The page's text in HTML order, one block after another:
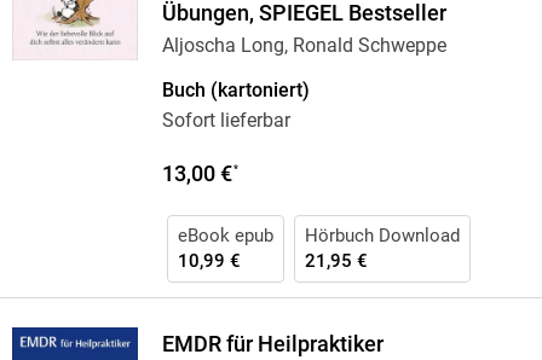
Übungen, SPIEGEL Bestseller
Aljoscha Long, Ronald Schweppe
Buch (kartoniert)
Sofort lieferbar
13,00 €*
eBook epub
10,99 €
Hörbuch Download
21,95 €
EMDR für Heilpraktiker